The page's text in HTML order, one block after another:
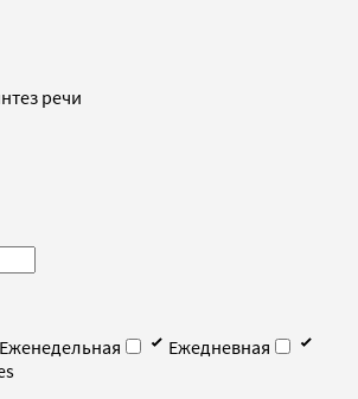
речи
Еженедельная
Ежедневная